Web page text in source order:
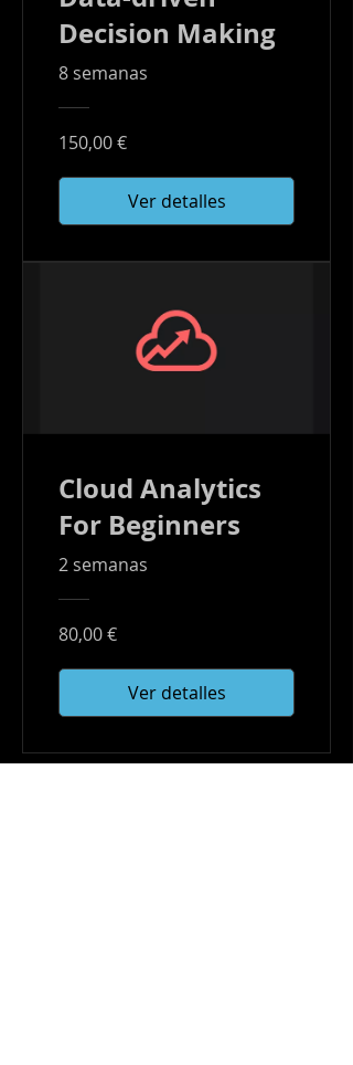
Decision Making
8 semanas
150,00 €
Ver detalles
Cloud Analytics
For Beginners
2 semanas
80,00 €
Ver detalles